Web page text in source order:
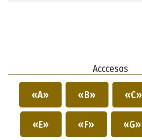
Acccesos
«A» «B» «C»
«E» «F» «G»